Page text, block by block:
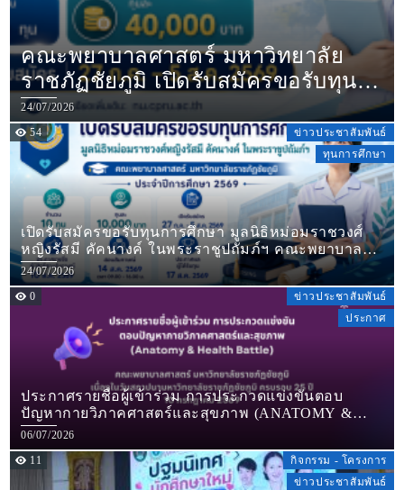
คณะพยาบาลศาสตร์ มหาวิทยาลัย
ราชภัฏชัยภูมิ เปิดรับสมัครขอรับทุน
การศึกษา มูลนิธิชิน โสภณพนิช
ประจำปีการศึกษา 2569
24/07/2026
54
ข่าวประชาสัมพันธ์
ทุนการศึกษา
เปิดรับสมัครขอรับทุนการศึกษา มูลนิธิหม่อมราชวงศ์
หญิงรัสมี คัคนางค์ ในพระราชูปถัมภ์ฯ คณะพยาบาล
ศาสตร์ มหาวิทยาลัยราชภัฏชัยภูมิ ประจำปีการศึกษา
2569
24/07/2026
0
ข่าวประชาสัมพันธ์
ประกาศ
ประกาศรายชื่อผู้เข้าร่วม การประกวดแข่งขันตอบ
ปัญหากายวิภาคศาสตร์และสุขภาพ (ANATOMY &
HEALTH BATTLE)
06/07/2026
11
กิจกรรม - โครงการ
ข่าวประชาสัมพันธ์